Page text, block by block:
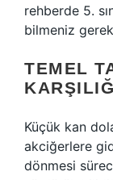
rehberde 5.
bilmeniz
TEMEL
Küçük kan
akciğerlere
dönmesi